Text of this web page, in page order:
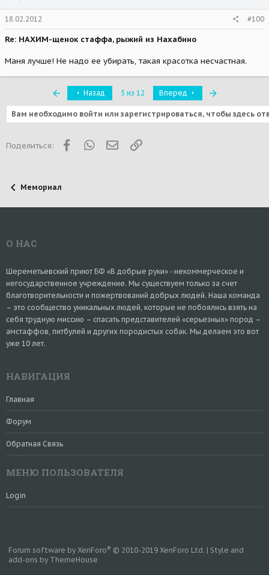
18.02.2012 #100
Re: НАХИМ-щенок стаффа, рыжий из Нахабино
Маня лучше! Не надо ее убирать, такая красотка несчастная.
ПервыйНазад 5 из 12 Вперед
Вам необходимо войти или зарегистрироваться, чтобы здесь
Поделиться: FacebookWhatsAppЭлектронная почта
Ссылка
Мемориал
О НАС
Шереметьевский приют БФ «В добрые руки» - некоммерческое и
негосударственное учреждение. Мы существуем только за счет
благотворительности и пожертвований добрых людей. Наша команда
– это сообщество уникальных людей, которые не побоялись взять на
себя трудную миссию – спасать представителей «серьезных» пород –
амстаффов, питбулей и других породистых собак. Мы делаем это вот
уже 10 лет.
НАВИГАЦИЯ
Главная
Форум
Обратная Связь
МЕНЮ ПОЛЬЗОВАТЕЛЯ
Login
Forum software by XenForo® © 2010-2019 XenForo Ltd. | Style and
add-ons by ThemeHouse